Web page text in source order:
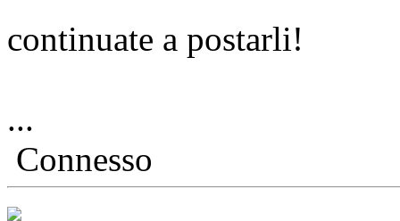
continuate a postarli!
...
Connesso